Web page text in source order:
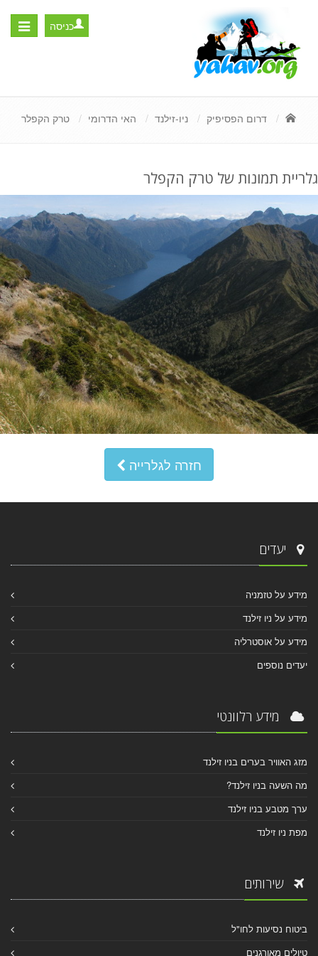
Toggle
כניסה
דרום הפסיפיק ניו-זילנד האי הדרומי טרק הקפלר
גלריית תמונות של טרק הקפלר
חזרה לגלרייה
יעדים
מידע על טזמניה
מידע על ניו זילנד
מידע על אוסטרליה
יעדים נוספים
מידע רלוונטי
מזג האוויר בערים בניו זילנד
מה השעה בניו זילנד?
ערך מטבע בניו זילנד
מפת ניו זילנד
שירותים
ביטוח נסיעות לחו"ל
טיולים מאורגנים